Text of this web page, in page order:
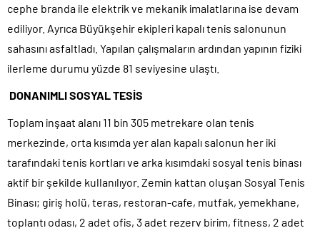
cephe branda ile elektrik ve mekanik imalatlarına ise devam
ediliyor. Ayrıca Büyükşehir ekipleri kapalı tenis salonunun
sahasını asfaltladı. Yapılan çalışmaların ardından yapının fiziki
ilerleme durumu yüzde 81 seviyesine ulaştı.
DONANIMLI SOSYAL TESİS
Toplam inşaat alanı 11 bin 305 metrekare olan tenis
merkezinde, orta kısımda yer alan kapalı salonun her iki
tarafındaki tenis kortları ve arka kısımdaki sosyal tenis binası
aktif bir şekilde kullanılıyor. Zemin kattan oluşan Sosyal Tenis
Binası; giriş holü, teras, restoran-cafe, mutfak, yemekhane,
toplantı odası, 2 adet ofis, 3 adet rezerv birim, fitness, 2 adet